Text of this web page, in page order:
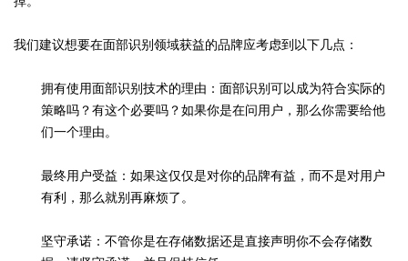
我们建议想要在面部识别领域获益的品牌应考虑到以下几点：
拥有使用面部识别技术的理由：面部识别可以成为符合实际的
策略吗？有这个必要吗？如果你是在问用户，那么你需要给他
们一个理由。
最终用户受益：如果这仅仅是对你的品牌有益，而不是对用户
有利，那么就别再麻烦了。
坚守承诺：不管你是在存储数据还是直接声明你不会存储数